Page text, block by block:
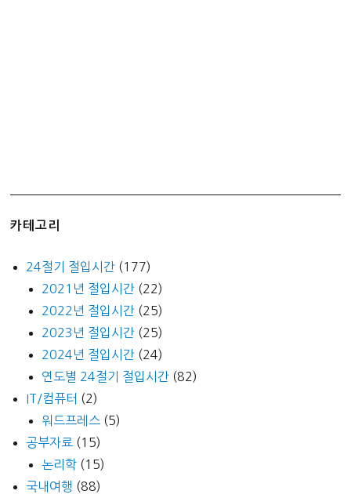
카테고리
24절기 절입시간 (177)
2021년 절입시간 (22)
2022년 절입시간 (25)
2023년 절입시간 (25)
2024년 절입시간 (24)
연도별 24절기 절입시간 (82)
IT/컴퓨터 (2)
워드프레스 (5)
공부자료 (15)
논리학 (15)
국내여행 (88)